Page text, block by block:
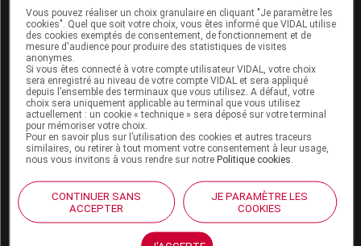
VIDAL Mobile
VIDAL widget
VIDAL Sécurisation
VIDAL e-Services
Espace institutionnel
Qui sommes-nous ?
VIDAL France
Carrières
Charte éthique et
déontologique
Service client
Vous pouvez réaliser un choix granulaire en cliquant "Je paramètre les
cookies". Quel que soit votre choix, vous êtes informé que VIDAL utilise
des cookies exemptés de consentement, de fonctionnement et de
mesure d'audience pour produire des statistiques de visites
anonymes.
Si vous êtes connecté à votre compte utilisateur VIDAL, votre choix
sera enregistré au niveau de votre compte VIDAL et sera appliqué
depuis l’ensemble des terminaux que vous utilisez. A défaut, votre
choix sera uniquement applicable au terminal que vous utilisez
actuellement : un cookie « technique » sera déposé sur votre terminal
pour mémoriser votre choix.
Pour en savoir plus sur l’utilisation des cookies et autres traceurs
similaires, ou retirer à tout moment votre consentement à leur usage,
nous vous invitons à vous rendre sur notrePolitique cookies
CONTINUER SANS
ACCEPTER
JE PARAMÈTRE LES
COOKIES